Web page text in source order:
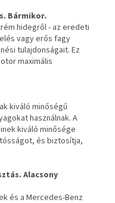
Bármikor.
hidegről - az eredeti
vagy erős fagy
tulajdonságait. Ez
maximális
kiváló minőségű
használnak. A
kiváló minősége
és biztosítja,
Alacsony
és a Mercedes-Benz